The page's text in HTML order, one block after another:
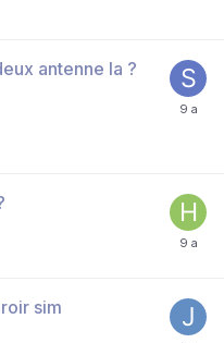
antenne la ?
sim